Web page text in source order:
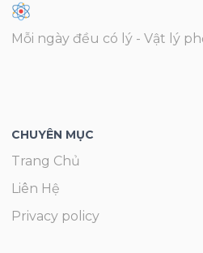
Mỗi ngày đều có lý - Vật lý
CHUYÊN MỤC
Trang Chủ
Liên Hệ
Privacy policy